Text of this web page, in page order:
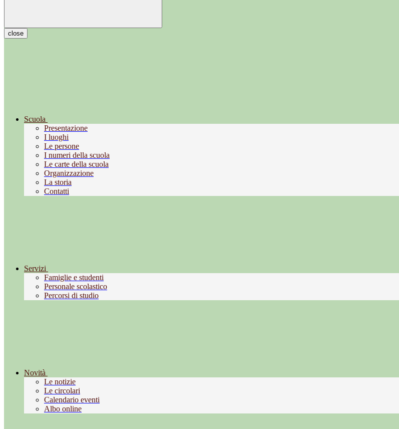
close
Scuola
Presentazione
I luoghi
Le persone
I numeri della scuola
Le carte della scuola
Organizzazione
La storia
Contatti
Servizi
Famiglie e studenti
Personale scolastico
Percorsi di studio
Novità
Le notizie
Le circolari
Calendario eventi
Albo online